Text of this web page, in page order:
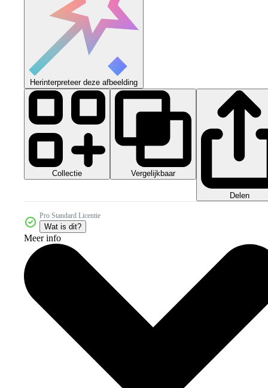
Herinterpreteer deze afbeelding
Collectie Vergelijkbaar
Delen
Pro Standard Licentie
Wat is dit?
Meer info